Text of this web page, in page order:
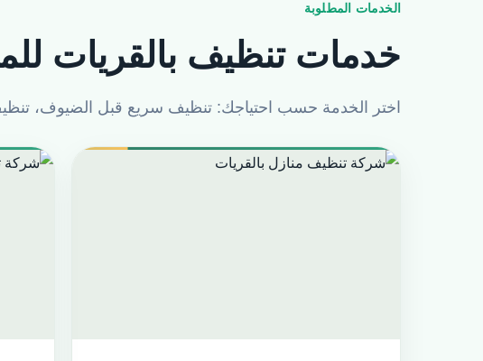
الخدمات المطلوبة
خدمات تنظيف بالقريات
اختر الخدمة حسب احتياجك: تنظيف سريع قبل الضيوف،